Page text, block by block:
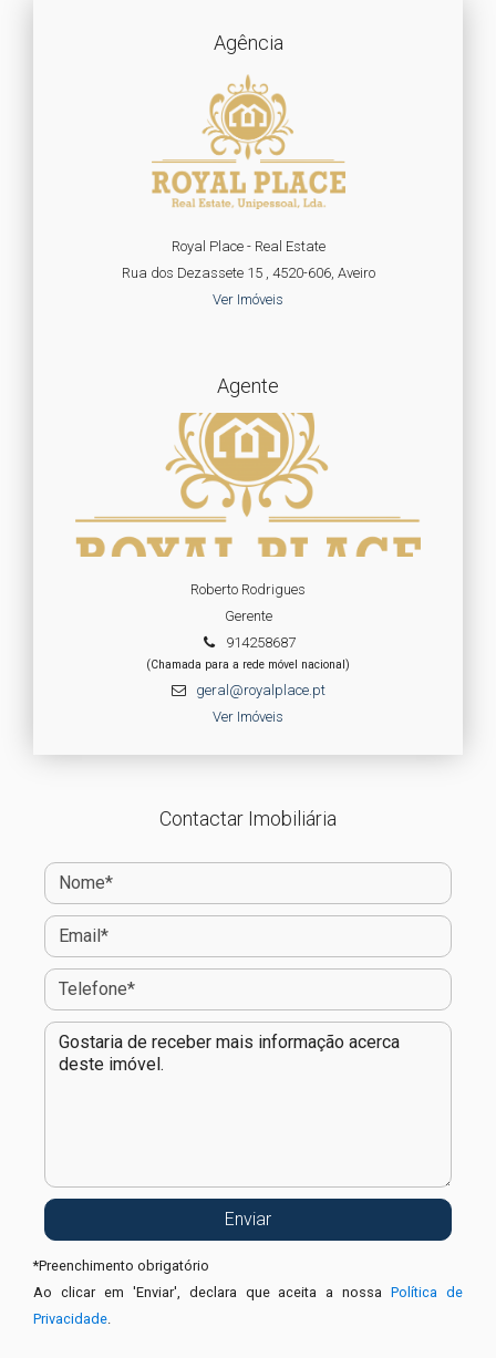
Agência
Royal Place - Real Estate
Rua dos Dezassete 15 , 4520-606, Aveiro
Ver Imóveis
Agente
Roberto Rodrigues
Gerente
914258687
(Chamada para a rede móvel nacional)
geral@royalplace.pt
Ver Imóveis
Contactar Imobiliária
*Preenchimento obrigatório
Ao clicar em 'Enviar', declara que aceita a nossaPolítica de
Privacidade.